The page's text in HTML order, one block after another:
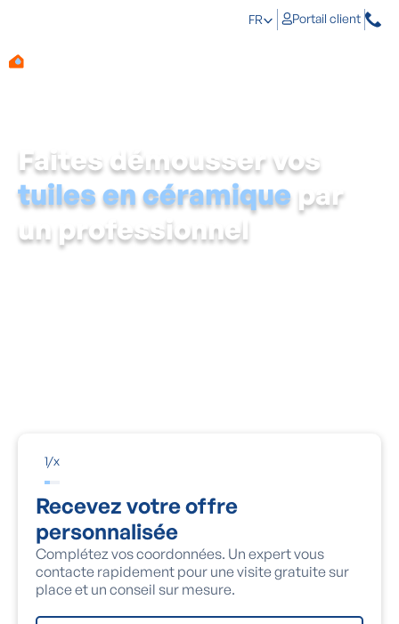
FR Portail client
Faites démousser vos
tuiles en céramique par
un professionnel
1/x
Recevez votre offre
personnalisée
Complétez vos coordonnées. Un expert vous
contacte rapidement pour une visite gratuite sur
place et un conseil sur mesure.